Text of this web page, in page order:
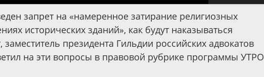
запрет на «намеренное затирание религиозных
исторических зданий», как будут наказываться
заместитель президента Гильдии российских адвокатов
на эти вопросы в правовой рубрике программы УТРО